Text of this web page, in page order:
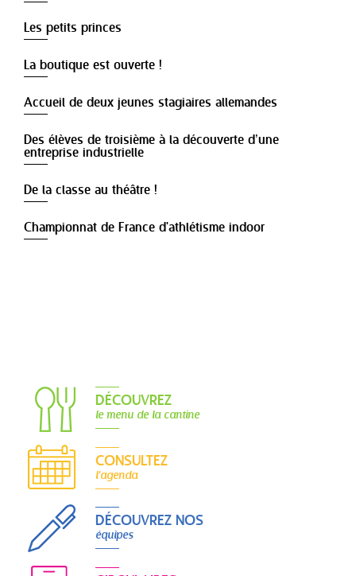
Les petits princes
La boutique est ouverte !
Accueil de deux jeunes stagiaires allemandes
Des élèves de troisième à la découverte d’une
entreprise industrielle
De la classe au théâtre !
Championnat de France d'athlétisme indoor
DÉCOUVREZ
le menu de la cantine
CONSULTEZ
l'agenda
DÉCOUVREZ NOS
équipes